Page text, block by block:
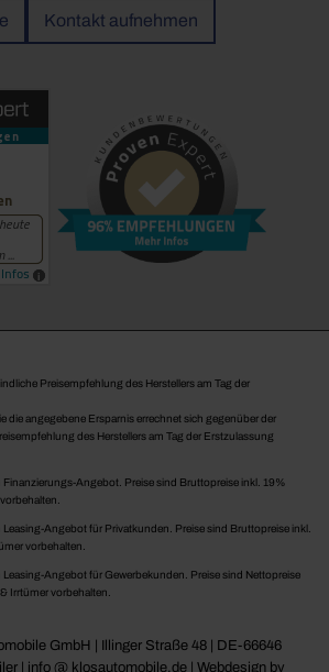
Kontakt aufnehmen
Preisempfehlung des Herstellers am Tag der
die angegebene Ersparnis errechnet sich gegenüber der
des Herstellers am Tag der Erstzulassung
Finanzierungs-Angebot. Preise sind Bruttopreise inkl. 19%
Leasing-Angebot für Privatkunden. Preise sind Bruttopreise inkl.
vorbehalten.
Leasing-Angebot für Gewerbekunden. Preise sind Nettopreise
Irrtümer vorbehalten.
GmbH | Illinger Straße 48 | DE-66646
| info @ klosautomobile.de | Webdesign by